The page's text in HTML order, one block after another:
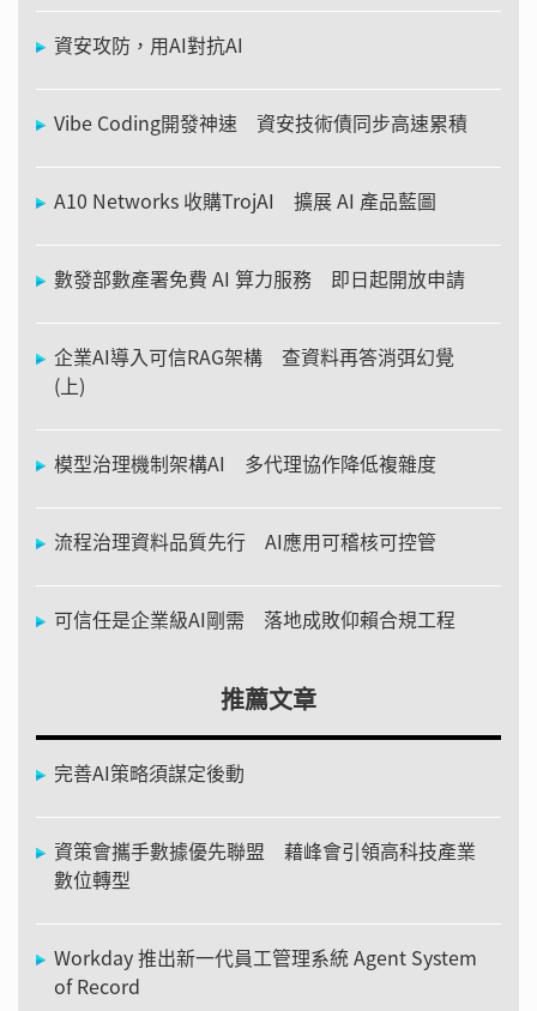
資安攻防，用AI對抗AI
Vibe Coding開發神速 資安技術債同步高速累積
A10 Networks 收購TrojAI 擴展 AI 產品藍圖
數發部數產署免費 AI 算力服務 即日起開放申請
企業AI導入可信RAG架構 查資料再答消弭幻覺
(上)
模型治理機制架構AI 多代理協作降低複雜度
流程治理資料品質先行 AI應用可稽核可控管
可信任是企業級AI剛需 落地成敗仰賴合規工程
推薦文章
完善AI策略須謀定後動
資策會攜手數據優先聯盟 藉峰會引領高科技產業
數位轉型
Workday 推出新一代員工管理系統 Agent System
of Record